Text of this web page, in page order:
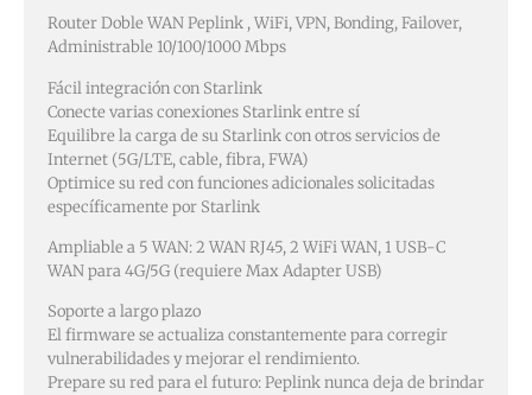
Router Doble WAN Peplink , WiFi, VPN, Bonding, Failover,
Administrable 10/100/1000 Mbps
Fácil integración con Starlink
Conecte varias conexiones Starlink entre sí
Equilibre la carga de su Starlink con otros servicios de
Internet (5G/LTE, cable, fibra, FWA)
Optimice su red con funciones adicionales solicitadas
específicamente por Starlink
Ampliable a 5 WAN: 2 WAN RJ45, 2 WiFi WAN, 1 USB-C
WAN para 4G/5G (requiere Max Adapter USB)
Soporte a largo plazo
El firmware se actualiza constantemente para corregir
vulnerabilidades y mejorar el rendimiento.
Prepare su red para el futuro: Peplink nunca deja de brindar